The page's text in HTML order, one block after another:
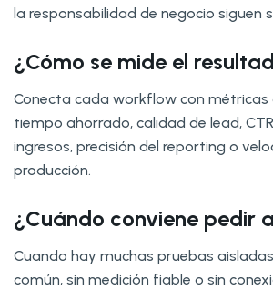
la responsabilidad de negocio siguen
¿Cómo se mide el
Conecta cada workflow con métricas
tiempo ahorrado, calidad de lead,
ingresos, precisión del reporting o
producción.
¿Cuándo conviene pedir
Cuando hay muchas pruebas
común, sin medición fiable o sin